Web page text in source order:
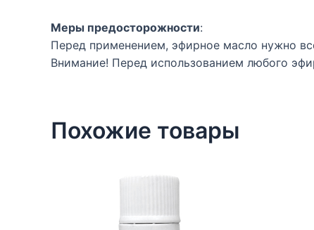
Меры предосторожности:
Перед применением, эфирное масло нужно
Внимание! Перед использованием любого
Похожие товары